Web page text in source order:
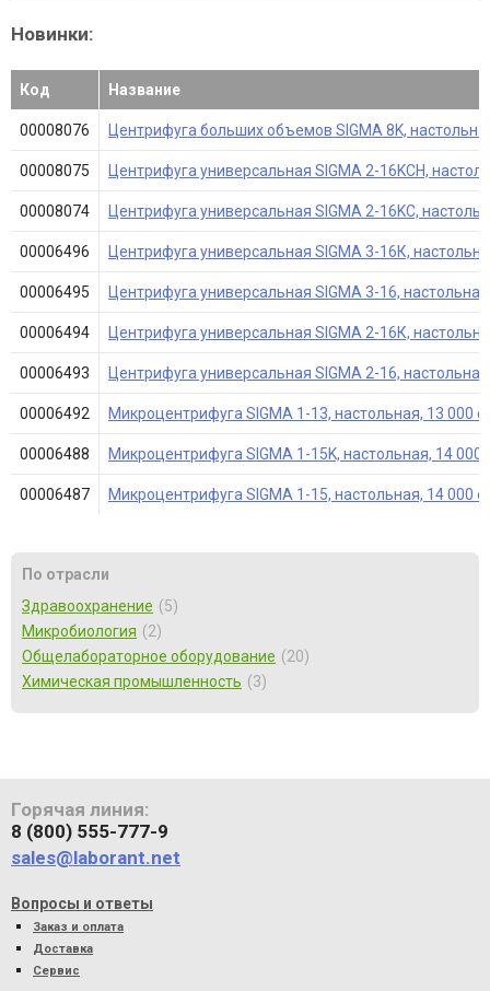
Новинки:
Код Название
00008076 Центрифуга больших объемов SIGMA 8K,
00008075 Центрифуга универсальная SIGMA 2-16KCH,
00008074 Центрифуга универсальная SIGMA 2-16KC,
00006496 Центрифуга универсальная SIGMA 3-16К,
00006495 Центрифуга универсальная SIGMA 3-16, настольная
00006494 Центрифуга универсальная SIGMA 2-16К,
00006493 Центрифуга универсальная SIGMA 2-16,
00006492 Микроцентрифуга SIGMA 1-13, настольная, 13 000
00006488 Микроцентрифуга SIGMA 1-15K, настольная, 14
00006487 Микроцентрифуга SIGMA 1-15, настольная, 14 000
По отрасли
Здравоохранение
5
Микробиология
2
Общелабораторное оборудование
20
Химическая промышленность
3
Горячая линия:
8 (800) 555-777-9
sales@laborant.net
Вопросы и ответы
Заказ и оплата
Доставка
Сервис